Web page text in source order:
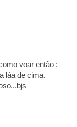
voar então :
láa de cima.